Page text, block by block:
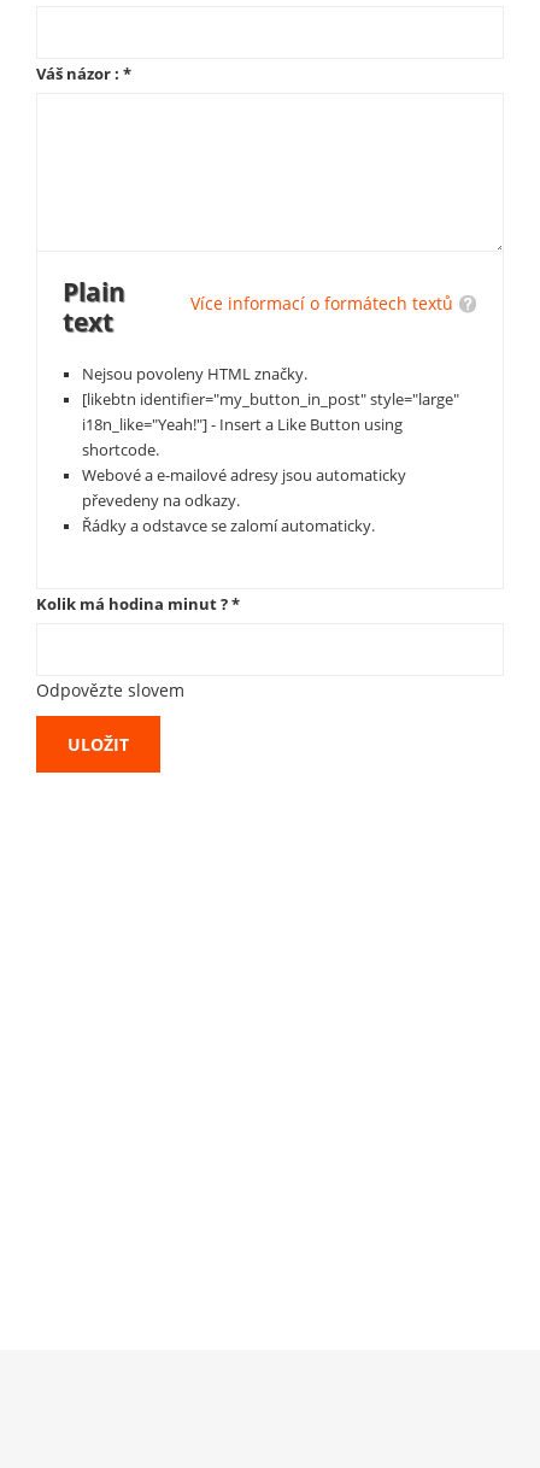
Váš názor : *
Více informací o formátech textů
Plain
text
Nejsou povoleny HTML značky.
[likebtn identifier="my_button_in_post" style="large"
i18n_like="Yeah!"] - Insert a Like Button using
shortcode.
Webové a e-mailové adresy jsou automaticky
převedeny na odkazy.
Řádky a odstavce se zalomí automaticky.
Kolik má hodina minut ?*
Odpovězte slovem